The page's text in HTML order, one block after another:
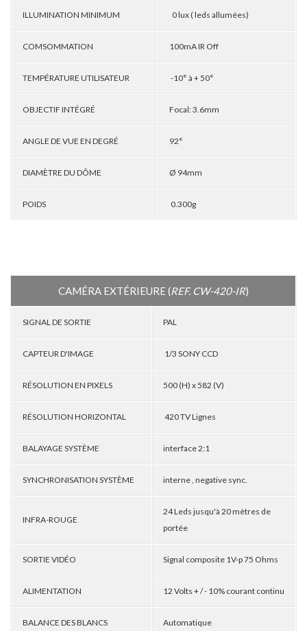
ILLUMINATION MINIMUM 0 lux ( leds allumées)
COMSOMMATION 100mA IR Off
TEMPÉRATURE UTILISATEUR -10° à + 50°
OBJECTIF INTÉGRÉ Focal: 3.6mm
ANGLE DE VUE EN DEGRÉ 92°
DIAMÈTRE DU DÔME Ø 94mm
POIDS 0.300g
CAMÉRA EXTÉRIEURE (REF. CW-420-IR)
SIGNAL DE SORTIE PAL
CAPTEUR D'IMAGE 1/3 SONY CCD
RÉSOLUTION EN PIXELS 500 (H) x 582 (V)
RÉSOLUTION HORIZONTAL 420 TV Lignes
BALAYAGE SYSTÈME interface 2:1
SYNCHRONISATION SYSTÈME interne , negative sync.
INFRA-ROUGE
24 Leds jusqu'à 20 mètres de
portée
SORTIE VIDÉO Signal composite 1V-p 75 Ohms
ALIMENTATION 12 Volts + / - 10% courant continu
BALANCE DES BLANCS Automatique